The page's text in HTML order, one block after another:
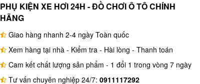
PHỤ KIỆN XE HƠI 24H - ĐỒ CHƠI Ô TÔ CHÍNH
HÃNG
Giao hàng nhanh 2-4 ngày Toàn quốc
Xem hàng tại nhà - Kiểm tra - Hài lòng - Thanh toán
Cam kết chất lượng sản phẩm - 1 đổi 1 trong vòng 7 ngày
Tư vấn chuyên nghiệp 24/7: 0911117292